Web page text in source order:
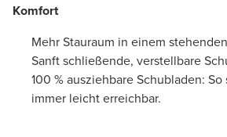
Komfort
Mehr Stauraum in einem
Sanft schließende, verstellbare
100 % ausziehbare Schubladen:
immer leicht erreichbar.